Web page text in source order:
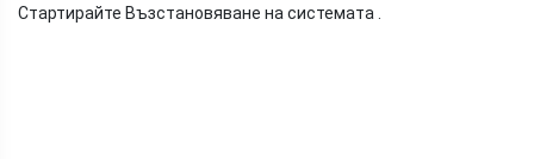
Стартирайте Възстановяване на системата .